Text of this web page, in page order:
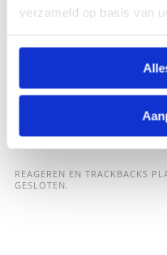
verzameld op basis van
REAGEREN EN TRACKBACKS
GESLOTEN.